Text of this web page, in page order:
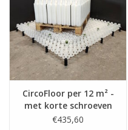
CircoFloor per 12 m² -
met korte schroeven
(8,8-15,8cm)
€435,60